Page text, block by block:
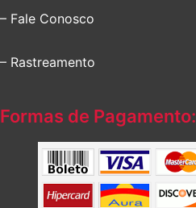
– Fale Conosco
– Rastreamento
Formas de Pagamento: